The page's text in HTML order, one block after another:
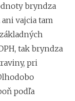
bryndza
vajcia tam
tak bryndza
pri
podľa